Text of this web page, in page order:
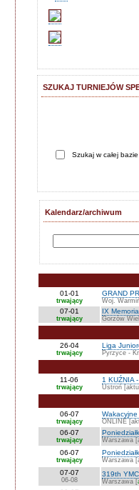
SZUKAJ TURNIEJÓW
Szukaj w całej
Kalendarz/archiwum
01-01
trwający
GRAND
Woj.
07-01
trwający
IX
Gorzów
26-04
trwający
Liga
Pyrzyce -
11-06
trwający
1 KUŹNIA
Ustroń
06-07
trwający ONLINE
06-07
trwający Warszawa
06-07
trwający Warszawa
07-07
06-08
319th
Warszawa [